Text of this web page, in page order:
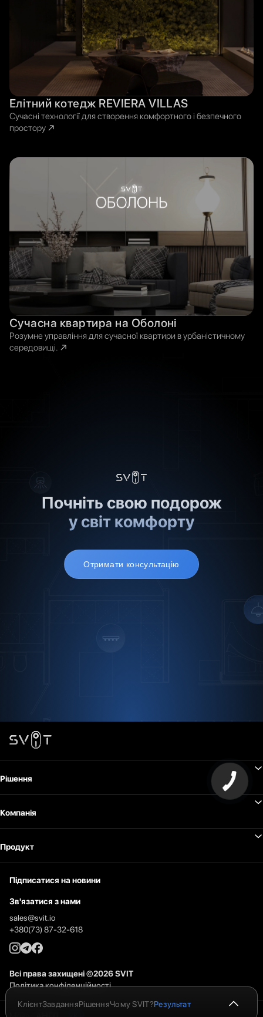
Елітний котедж REVIERA VILLAS
Сучасні технології для створення комфортного і безпечного
простору
Сучасна квартира на Оболоні
Розумне управління для сучасної квартири в урбаністичному
середовищі.
КлієнтЗавданняРішенняЧому SVIT?Результат
Почніть свою подорож
у світ комфорту
Отримати консультацію
Рішення
Компанія
Продукт
Підписатися на новини
Зв'язатися з нами
sales@svit.io
+380(73) 87-32-618
Всі права захищені©2026SVIT
Політика конфіденційності